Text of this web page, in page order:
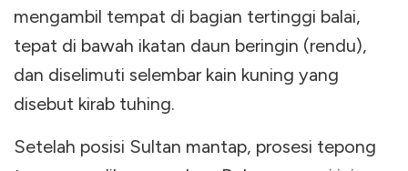
mengambil tempat di bagian tertinggi balai,
tepat di bawah ikatan daun beringin (rendu),
dan diselimuti selembar kain kuning yang
disebut kirab tuhing.
Setelah posisi Sultan mantap, prosesi tepong